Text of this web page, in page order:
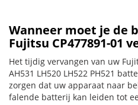
Wanneer moet je de
Fujitsu CP477891-01
Het tijdig vervangen van uw
AH531 LH520 LH522 PH521
zorgen dat uw apparaat naar
falende batterij kan leiden tot